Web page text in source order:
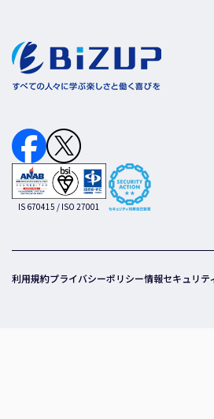
IS 670415 / ISO 27001
利用規約プライバシーポリシー情報セキュリテ